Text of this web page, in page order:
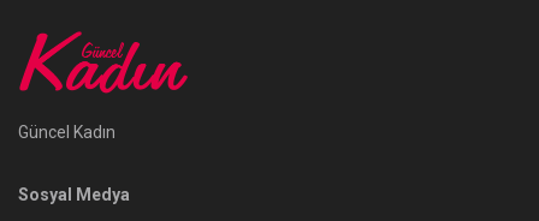
Güncel Kadın
Sosyal Medya